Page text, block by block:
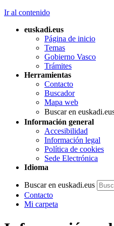
Ir al contenido
euskadi.eus
Página de inicio
Temas
Gobierno Vasco
Trámites
Herramientas
Contacto
Buscador
Mapa web
Buscar en
Información general
Accesibilidad
Información legal
Política de cookies
Sede Electrónica
Idioma
Buscar en euskadi.eus
Contacto
Mi carpeta